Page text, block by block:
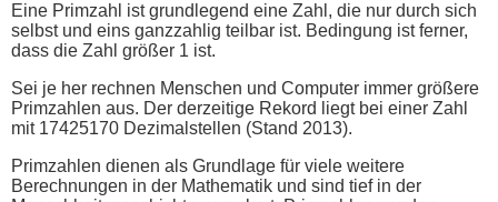
Eine Primzahl ist grundlegend eine Zahl, die nur durch sich
selbst und eins ganzzahlig teilbar ist. Bedingung ist ferner,
dass die Zahl größer 1 ist.
Sei je her rechnen Menschen und Computer immer größere
Primzahlen aus. Der derzeitige Rekord liegt bei einer Zahl
mit 17425170 Dezimalstellen (Stand 2013).
Primzahlen dienen als Grundlage für viele weitere
Berechnungen in der Mathematik und sind tief in der